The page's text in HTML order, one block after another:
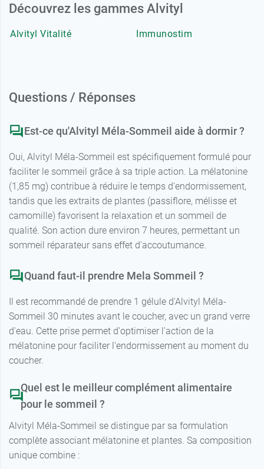
Découvrez les gammes Alvityl
Alvityl Vitalité Immunostim
Questions / Réponses
Est-ce qu'Alvityl Méla-Sommeil aide à dormir ?
Oui, Alvityl Méla-Sommeil est spécifiquement formulé pour
faciliter le sommeil grâce à sa triple action. La mélatonine
(1,85 mg) contribue à réduire le temps d'endormissement,
tandis que les extraits de plantes (passiflore, mélisse et
camomille) favorisent la relaxation et un sommeil de
qualité. Son action dure environ 7 heures, permettant un
sommeil réparateur sans effet d'accoutumance.
Quand faut-il prendre Mela Sommeil ?
Il est recommandé de prendre 1 gélule d'Alvityl Méla-
Sommeil 30 minutes avant le coucher, avec un grand verre
d'eau. Cette prise permet d'optimiser l'action de la
mélatonine pour faciliter l'endormissement au moment du
coucher.
Quel est le meilleur complément alimentaire
pour le sommeil ?
Alvityl Méla-Sommeil se distingue par sa formulation
complète associant mélatonine et plantes. Sa composition
unique combine :